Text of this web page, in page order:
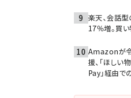
楽天、会話型
17％増。買
Amazonが
援、「ほしい
Pay」経由で